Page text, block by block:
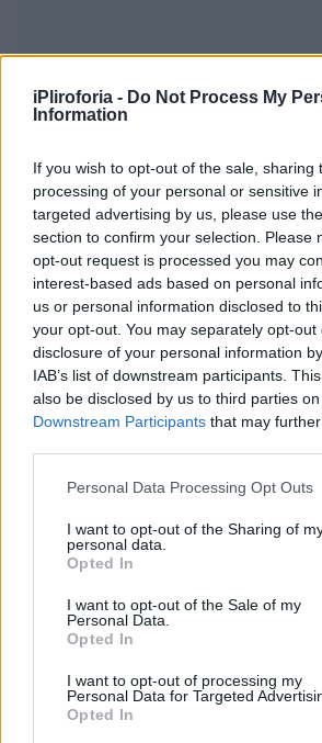
iPliroforia - Do Not Process My
Information
If you wish to opt-out of the sale, sharing
processing of your personal or sensitive
targeted advertising by us, please use
section to confirm your selection. Please
opt-out request is processed you may
interest-based ads based on personal
us or personal information disclosed to
your opt-out. You may separately opt-
disclosure of your personal information
IAB’s list of downstream participants.
also be disclosed by us to third parties
Downstream Participants that may
Personal Data Processing Opt Outs
I want to opt-out of the Sharing of
personal data.
Opted In
I want to opt-out of the Sale of my
Personal Data.
Opted In
I want to opt-out of processing my
Personal Data for Targeted
Opted In